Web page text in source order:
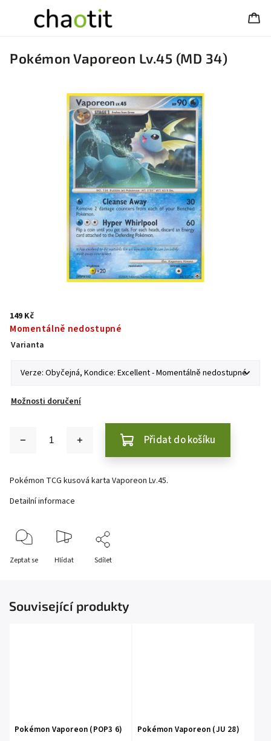
Pokémon Vaporeon Lv.45 (MD 34)
149 Kč
Momentálně nedostupné
Varianta
Možnosti doručení
Přidat do košíku
Pokémon TCG kusová karta Vaporeon Lv.45.
Detailní informace
Zeptat se Hlídat Sdílet
Související produkty
Pokémon Vaporeon (POP3 6) Pokémon Vaporeon (JU 28)